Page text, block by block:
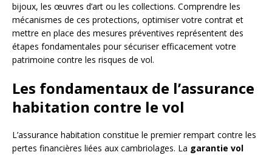
bijoux, les œuvres d’art ou les collections. Comprendre les
mécanismes de ces protections, optimiser votre contrat et
mettre en place des mesures préventives représentent des
étapes fondamentales pour sécuriser efficacement votre
patrimoine contre les risques de vol.
Les fondamentaux de l’assurance
habitation contre le vol
L’assurance habitation constitue le premier rempart contre les
pertes financières liées aux cambriolages. La garantie vol